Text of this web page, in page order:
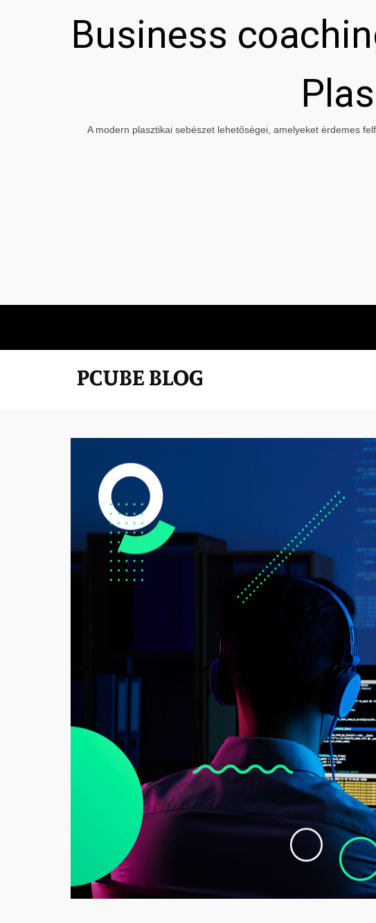
Business
A modern plasztikai sebészet lehetőségei, amelyeket érdemes